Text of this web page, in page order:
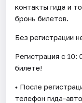
контакты гида и
бронь билетов.
Без регистрации
Регистрация с 10:
билете!
• После
телефон гида-